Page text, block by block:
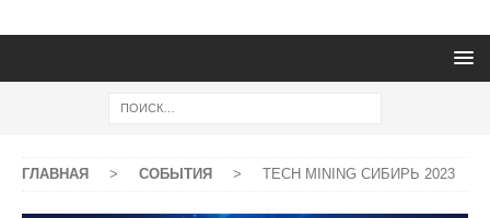
ГЛАВНАЯ > СОБЫТИЯ > TECH MINING СИБИРЬ 2023